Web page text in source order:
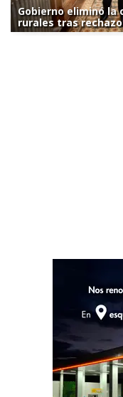
Gobierno eliminó la
rurales tras